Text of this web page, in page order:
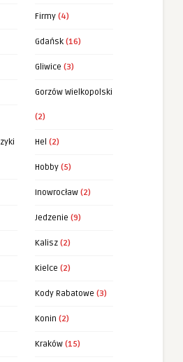
Firmy (4)
Gdańsk (16)
Gliwice (3)
Gorzów Wielkopolski
(2)
Hel (2)
Hobby (5)
Inowrocław (2)
Jedzenie (9)
Kalisz (2)
Kielce (2)
Kody Rabatowe (3)
Konin (2)
Kraków (15)